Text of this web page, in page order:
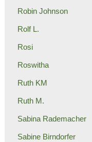
Robin Johnson
Rolf L.
Rosi
Roswitha
Ruth KM
Ruth M.
Sabina Rademacher
Sabine Birndorfer